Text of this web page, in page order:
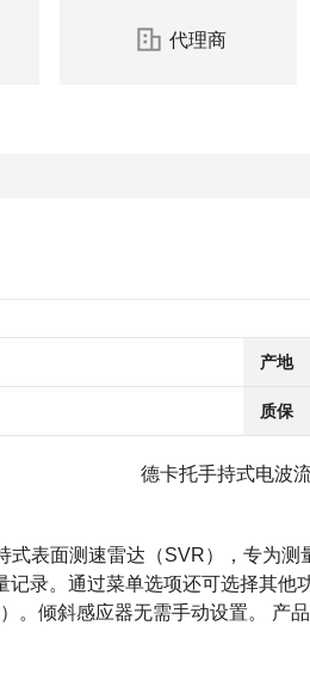
代理商
产地
质保
德卡托手持式电波
式表面测速雷达（SVR），专为
记录。通过菜单选项还可选择其
。倾斜感应器无需手动设置。 产